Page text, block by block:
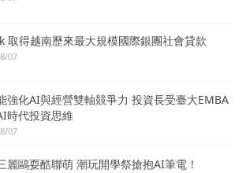
取得越南歷來最大規模國際銀團社會貸款
07
強化AI與經營雙軸競爭力 投資長受臺大EMBA
時代投資思維
07
麗鷗耍酷聯萌 潮玩開學祭搶抱AI筆電！